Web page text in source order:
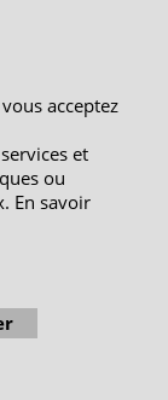
acceptez
et
ou
En savoir